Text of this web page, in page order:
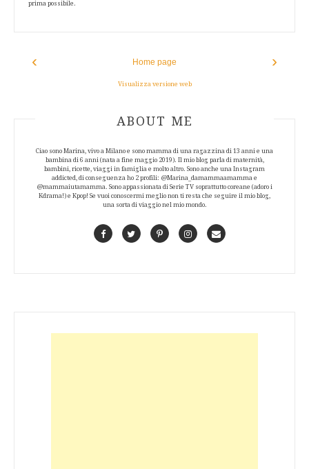
prima possibile.
‹ ›
Home page
Visualizza versione web
ABOUT AUTHOR
ABOUT ME
Ciao sono Marina, vivo a Milano e sono mamma di una ragazzina di 13 anni e una
bambina di 6 anni (nata a fine maggio 2019). Il mio blog parla di maternità,
bambini, ricette, viaggi in famiglia e molto altro. Sono anche una Instagram
addicted, di conseguenza ho 2 profili: @Marina_damammaamamma e
@mammaiutamamma. Sono appassionata di Serie TV soprattutto coreane (adoro i
Kdrama!) e Kpop! Se vuoi conoscermi meglio non ti resta che seguire il mio blog,
una sorta di viaggio nel mio mondo.
FacebookTwitterPinterestInstagramContact